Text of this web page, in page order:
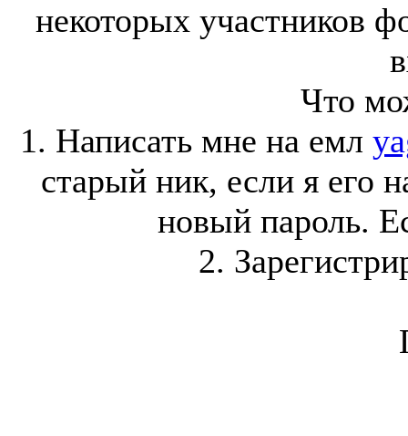
некоторых участников
Что
1. Написать мне на емл
старый ник, если я его
новый пароль.
2.